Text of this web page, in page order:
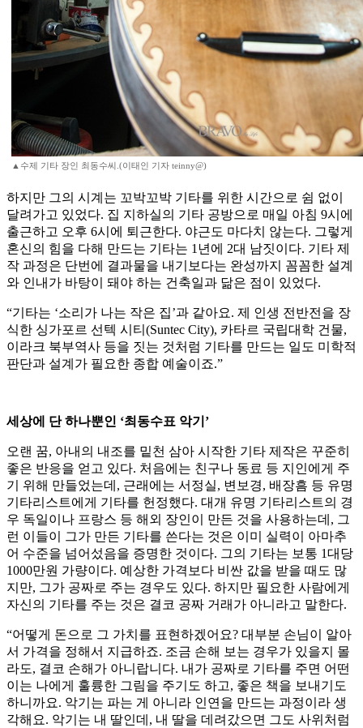
▲수제 기타 장인 최동수씨.(이태인 기자 teinny@)
하지만 그의 시계는 꼬박꼬박 기타를 위한 시간으로 쉼 없이
달려가고 있었다. 집 지하실의 기타 공방으로 매일 아침 9시에
출근하고 오후 6시에 퇴근한다. 야근도 마다치 않는다. 그렇게
혼신의 힘을 다해 만드는 기타는 1년에 2대 남짓이다. 기타 제
작 과정은 단번에 결과물을 내기보다는 완성까지 꼼꼼한 설계
와 인내가 바탕이 돼야 하는 건축일과 닮은 점이 있었다.
“기타는 ‘소리가 나는 작은 집’과 같아요. 제 인생 전반전을 장
식한 싱가포르 선텍 시티(Suntec City), 카타르 국립대학 건물,
이라크 북부역사 등을 짓는 것처럼 기타를 만드는 일도 미학적
판단과 설계가 필요한 종합 예술이죠.”
세상에 단 하나뿐인 ‘최동수표 악기’
오랜 꿈, 아내의 내조를 밑천 삼아 시작한 기타 제작은 꾸준히
좋은 반응을 얻고 있다. 처음에는 친구나 동료 등 지인에게 주
기 위해 만들었는데, 근래에는 서정실, 변보경, 배장흠 등 유명
기타리스트에게 기타를 헌정했다. 대개 유명 기타리스트의 경
우 독일이나 프랑스 등 해외 장인이 만든 것을 사용하는데, 그
런 이들이 그가 만든 기타를 쓴다는 것은 이미 실력이 아마추
어 수준을 넘어섰음을 증명한 것이다. 그의 기타는 보통 1대당
1000만원 가량이다. 예상한 가격보다 비싼 값을 받을 때도 많
지만, 그가 공짜로 주는 경우도 있다. 하지만 필요한 사람에게
자신의 기타를 주는 것은 결코 공짜 거래가 아니라고 말한다.
“어떻게 돈으로 그 가치를 표현하겠어요? 대부분 손님이 알아
서 가격을 정해서 지급하죠. 조금 손해 보는 경우가 있을지 몰
라도, 결코 손해가 아니랍니다. 내가 공짜로 기타를 주면 어떤
이는 나에게 훌륭한 그림을 주기도 하고, 좋은 책을 보내기도
하니까요. 악기는 파는 게 아니라 인연을 만드는 과정이라 생
각해요. 악기는 내 딸인데, 내 딸을 데려갔으면 그도 사위처럼